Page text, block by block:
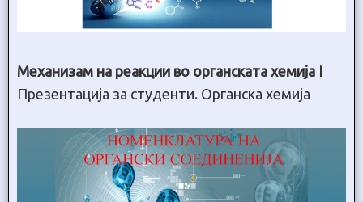
Механизам на реакции во органската хемија I
Презентација за студенти. Органска хемија